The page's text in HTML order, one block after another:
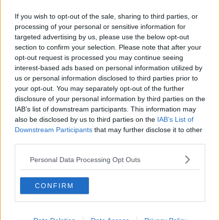
If you wish to opt-out of the sale, sharing to third parties, or
processing of your personal or sensitive information for
targeted advertising by us, please use the below opt-out
section to confirm your selection. Please note that after your
opt-out request is processed you may continue seeing
interest-based ads based on personal information utilized by
us or personal information disclosed to third parties prior to
your opt-out. You may separately opt-out of the further
disclosure of your personal information by third parties on the
IAB’s list of downstream participants. This information may
also be disclosed by us to third parties on the IAB’s List of
Downstream Participants that may further disclose it to other
Personal Data Processing Opt Outs
CONFIRM
benessere familiare. Attraverso i programmi “Nati per leggere” e
“Nati per la musica”, promuovono momenti di condivisione e
crescita e tra marzo e novembre sono previsti tre incontri.
«Con questa iniziativa, il Consultorio ribadisce il suo impegno nella
prevenzione, promuovendo l’importanza della lettura fin dai primi
mesi di vita dei bambini e delle bambine –sottolinea la
responsabile Ostetrica dell’Unità funzionale attività
consultoriali della zona distretto del Valdarno, Stefania
Mugnai- L’obiettivo è sensibilizzare le famiglie sui benefici della
lettura, non solo come stimolo per lo sviluppo cognitivo ed
emozionale, ma anche come strumento per rafforzare il legame tra
genitori e figli».
mira a diffondere questa consapevolezza fin dalla prima infanzia –
evidenzia la direttrice f.f. di Zona distretto Valdarno, Marzia
Sandroni– Le esperienze di lettura condivisa, inoltre, favoriscono
momenti di benessere, confronto e riflessione. La lettura favorisce